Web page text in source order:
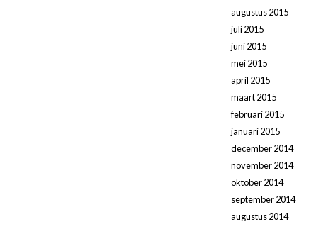
augustus 2015
juli 2015
juni 2015
mei 2015
april 2015
maart 2015
februari 2015
januari 2015
december 2014
november 2014
oktober 2014
september 2014
augustus 2014